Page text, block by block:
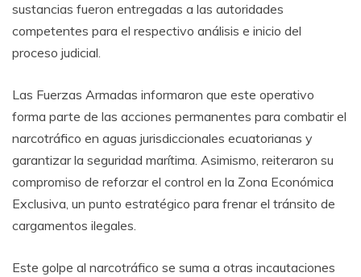
sustancias fueron entregadas a las autoridades
competentes para el respectivo análisis e inicio del
proceso judicial.
Las Fuerzas Armadas informaron que este operativo
forma parte de las acciones permanentes para combatir el
narcotráfico en aguas jurisdiccionales ecuatorianas y
garantizar la seguridad marítima. Asimismo, reiteraron su
compromiso de reforzar el control en la Zona Económica
Exclusiva, un punto estratégico para frenar el tránsito de
cargamentos ilegales.
Este golpe al narcotráfico se suma a otras incautaciones